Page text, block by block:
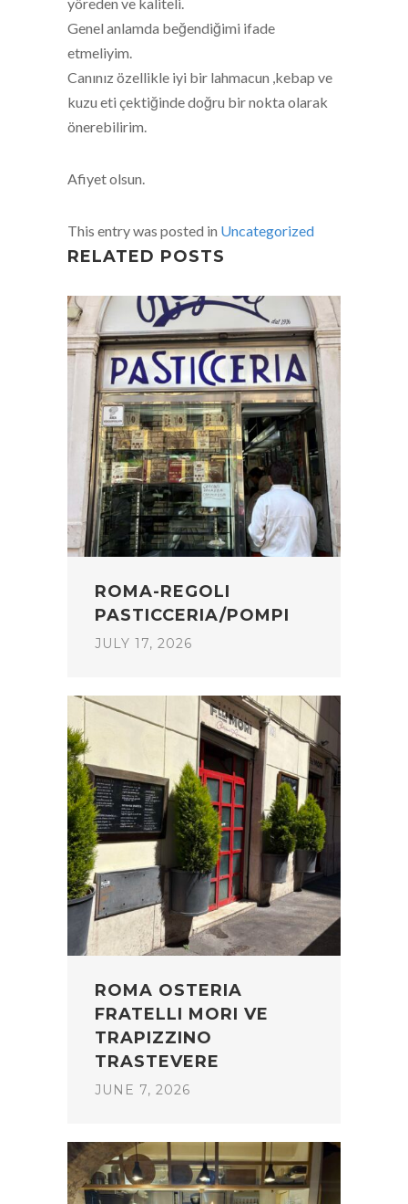
Genel anlamda beğendiğimi ifade
etmeliyim.
Canınız özellikle iyi bir lahmacun ,kebap ve
kuzu eti çektiğinde doğru bir nokta olarak
önerebilirim.
Afiyet olsun.
This entry was posted in Uncategorized
RELATED POSTS
ROMA-REGOLI
PASTICCERIA/POMPI
JULY 17, 2026
ROMA OSTERIA
FRATELLI MORI VE
TRAPIZZINO
TRASTEVERE
JUNE 7, 2026